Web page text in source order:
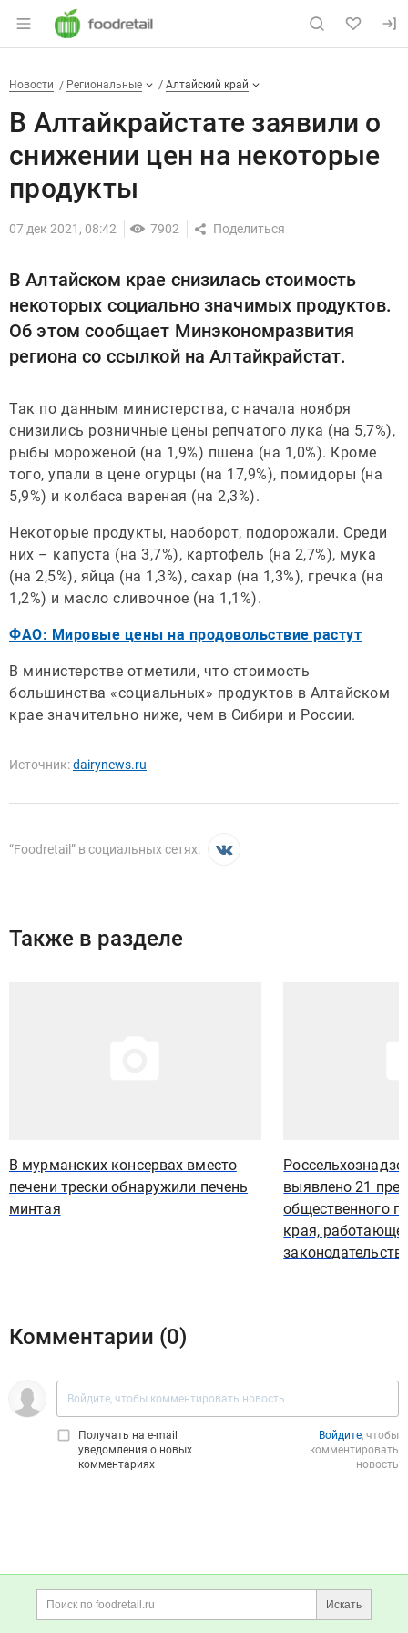
Раздел навигации по сайту
В Алтайкрайстате заявили о
Новости
Разделы
Новости Региональные Алтайский край
В Алтайкрайстате заявили о
снижении цен на некоторые
продукты
07 дек 2021, 08:42 7902
В Алтайском крае снизилась стоимость
некоторых социально значимых продуктов.
Об этом сообщает Минэкономразвития
региона со ссылкой на Алтайкрайстат.
Так по данным министерства, с начала ноября
снизились розничные цены репчатого лука (на 5,7%),
рыбы мороженой (на 1,9%) пшена (на 1,0%). Кроме
того, упали в цене огурцы (на 17,9%), помидоры (на
5,9%) и колбаса вареная (на 2,3%).
Некоторые продукты, наоборот, подорожали. Среди
них – капуста (на 3,7%), картофель (на 2,7%), мука
(на 2,5%), яйца (на 1,3%), сахар (на 1,3%), гречка (на
1,2%) и масло сливочное (на 1,1%).
ФАО: Мировые цены на продовольствие растут
В министерстве отметили, что стоимость
большинства «социальных» продуктов в Алтайском
крае значительно ниже, чем в Сибири и России.
Источник:dairynews.ru
“Foodretail” в социальных сетях:
Также в разделе
В мурманских консервах вместо
печени трески обнаружили печень
минтая
выявлено 21
общественного
края,
Комментарии (0)
Получать на e‑mail
уведомления о новых
комментариях
Войдите, чтобы
комментировать
новость
Дополнительная информация
Поиск по сайту и
Искать